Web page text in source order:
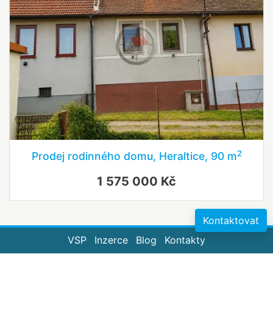
Prodej rodinného domu, Heraltice, 90 m2
1 575 000 Kč
Kontaktovat
VSP
Inzerce Blog
Kontakty